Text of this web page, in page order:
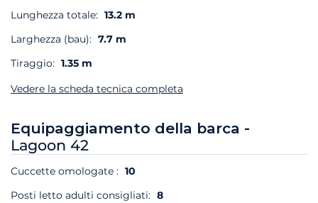
Lunghezza totale: 13.2 m
Larghezza (bau): 7.7 m
Tiraggio: 1.35 m
Vedere la scheda tecnica completa
Equipaggiamento della barca -
Lagoon 42
Cuccette omologate : 10
Posti letto adulti consigliati: 8